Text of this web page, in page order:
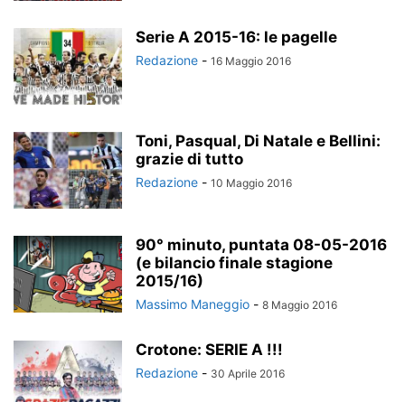
Serie A 2015-16: le pagelle
Redazione - 16 Maggio 2016
Toni, Pasqual, Di Natale e Bellini:
grazie di tutto
Redazione - 10 Maggio 2016
90° minuto, puntata 08-05-2016
(e bilancio finale stagione
2015/16)
Massimo Maneggio - 8 Maggio 2016
Crotone: SERIE A !!!
Redazione - 30 Aprile 2016